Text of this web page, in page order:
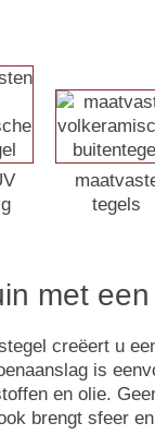
tegels
met
creëert u
is
en olie.
brengt sfeer